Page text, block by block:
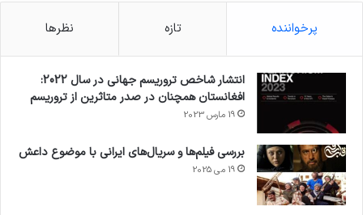
پرخواننده تازه نظرها
انتشار شاخص تروریسم جهانی در سال 2022:
افغانستان همچنان در صدر متاثرین از تروریسم
19 مارس 2023
بررسی فیلم‌ها و سریال‌های ایرانی با موضوع داعش
19 می 2025